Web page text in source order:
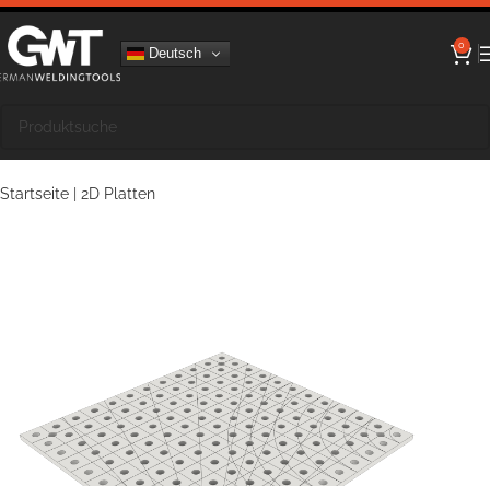
Deutsch 0
Startseite 2D Platten